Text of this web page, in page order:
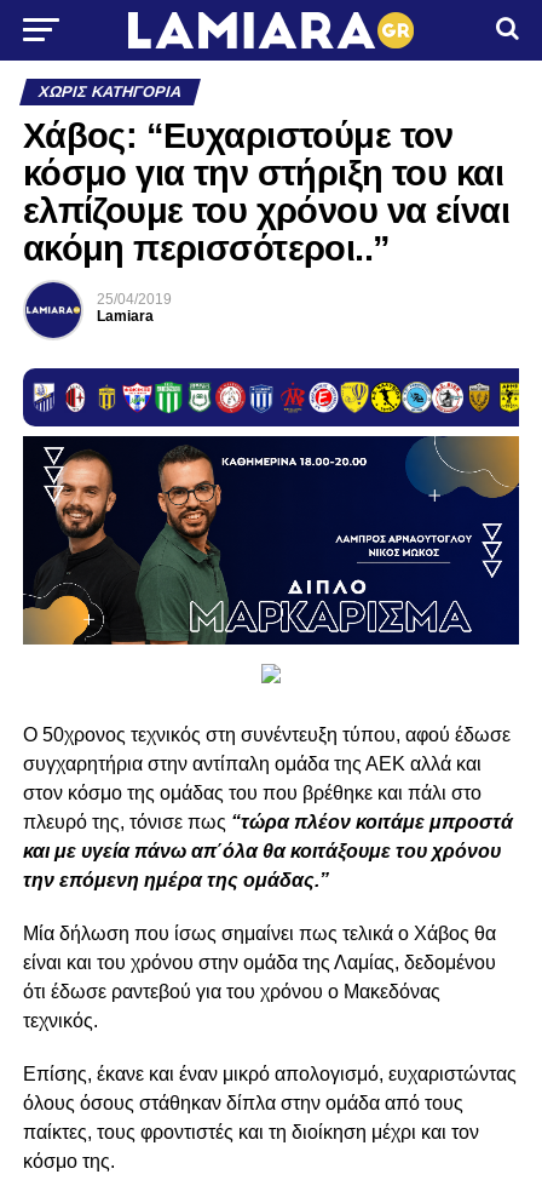
ΧΩΡΊΣ ΚΑΤΗΓΟΡΊΑ
Χάβος: “Ευχαριστούμε τον
κόσμο για την στήριξη του και
ελπίζουμε του χρόνου να είναι
ακόμη περισσότεροι..”
25/04/2019
Lamiara
Ο 50χρονος τεχνικός στη συνέντευξη τύπου, αφού έδωσε
συγχαρητήρια στην αντίπαλη ομάδα της ΑΕΚ αλλά και
στον κόσμο της ομάδας του που βρέθηκε και πάλι στο
πλευρό της, τόνισε πως “τώρα πλέον κοιτάμε μπροστά
και με υγεία πάνω απ΄όλα θα κοιτάξουμε του χρόνου
την επόμενη ημέρα της ομάδας.”
Μία δήλωση που ίσως σημαίνει πως τελικά ο Χάβος θα
είναι και του χρόνου στην ομάδα της Λαμίας, δεδομένου
ότι έδωσε ραντεβού για του χρόνου ο Μακεδόνας
τεχνικός.
Επίσης, έκανε και έναν μικρό απολογισμό, ευχαριστώντας
όλους όσους στάθηκαν δίπλα στην ομάδα από τους
παίκτες, τους φροντιστές και τη διοίκηση μέχρι και τον
κόσμο της.